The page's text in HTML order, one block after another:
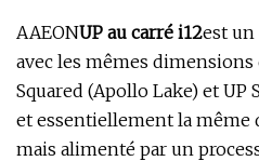
AAEONUP au carré i12est
avec les mêmes dimensions
Squared (Apollo Lake) et UP
et essentiellement la même
mais alimenté par un